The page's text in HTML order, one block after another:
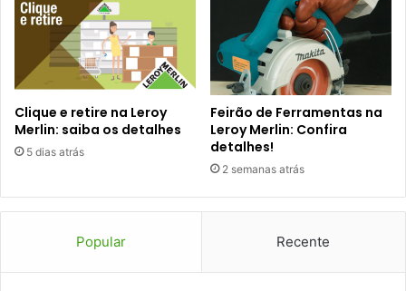
Clique e retire na Leroy
Merlin: saiba os detalhes
5 dias atrás
Feirão de Ferramentas na
Leroy Merlin: Confira
detalhes!
2 semanas atrás
Popular Recente